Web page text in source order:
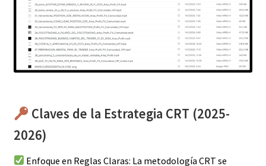
Claves de la Estrategia CRT (2025-
2026)
Enfoque en Reglas Claras: La metodología CRT se